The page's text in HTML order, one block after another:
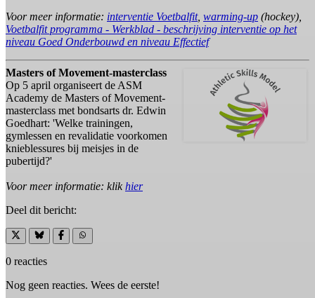
Voor meer informatie: interventie Voetbalfit, warming-up (hockey),
Voetbalfit programma - Werkblad - beschrijving interventie op het
niveau Goed Onderbouwd en niveau Effectief
Masters of Movement-masterclass
Op 5 april organiseert de ASM
Academy de Masters of Movement-
masterclass met bondsarts dr. Edwin
Goedhart: 'Welke trainingen,
gymlessen en revalidatie voorkomen
knieblessures bij meisjes in de
pubertijd?'
Voor meer informatie: klikhier
Deel dit bericht:
0 reacties
Nog geen reacties. Wees de eerste!